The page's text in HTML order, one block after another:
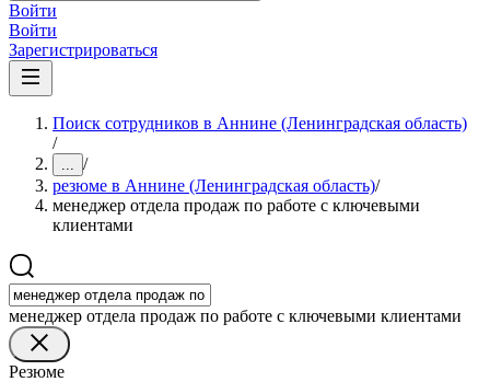
Войти
Войти
Зарегистрироваться
Поиск сотрудников в Аннине (Ленинградская область)
/
... /
резюме в Аннине (Ленинградская область)/
менеджер отдела продаж по работе с ключевыми
клиентами
менеджер отдела продаж по работе с ключевыми клиентами
Резюме